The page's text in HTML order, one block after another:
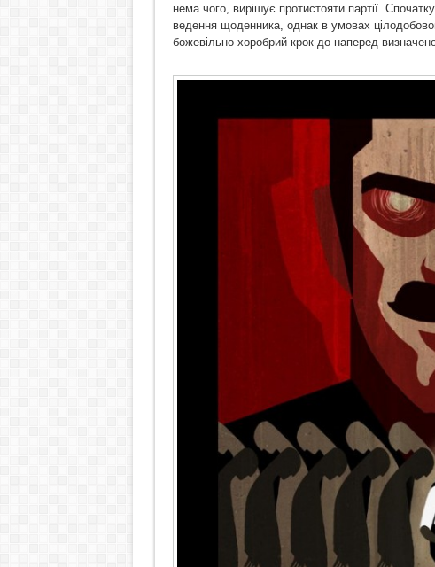
нема чого, вирішує протистояти партії.
ведення щоденника, однак в умовах
божевільно хоробрий крок до наперед